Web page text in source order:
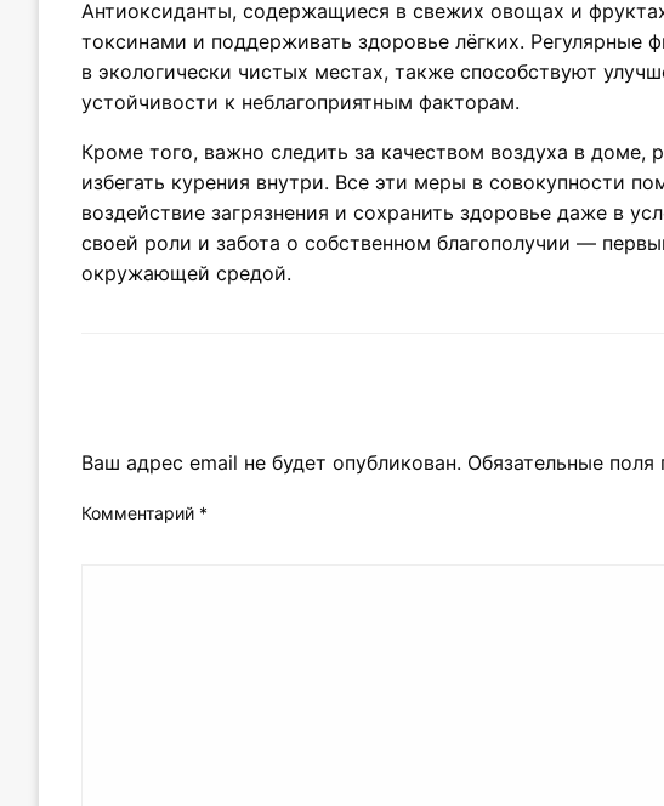
Антиоксиданты, содержащиеся в свежих овощах и
токсинами и поддерживать здоровье лёгких. Регулярные
в экологически чистых местах, также способствуют
устойчивости к неблагоприятным факторам.
Кроме того, важно следить за качеством воздуха в доме,
избегать курения внутри. Все эти меры в совокупности
воздействие загрязнения и сохранить здоровье даже в
своей роли и забота о собственном благополучии —
окружающей средой.
Ваш адрес email не будет опубликован. Обязательные поля
Комментарий *